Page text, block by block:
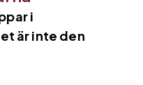
i
är inte den